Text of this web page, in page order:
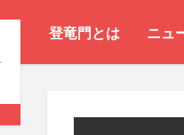
登竜門とは ニュ